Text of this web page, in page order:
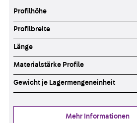
Profilhöhe
Profilbreite
Länge
Materialstärke Profile
Gewicht je Lagermengeneinheit
Mehr Informationen